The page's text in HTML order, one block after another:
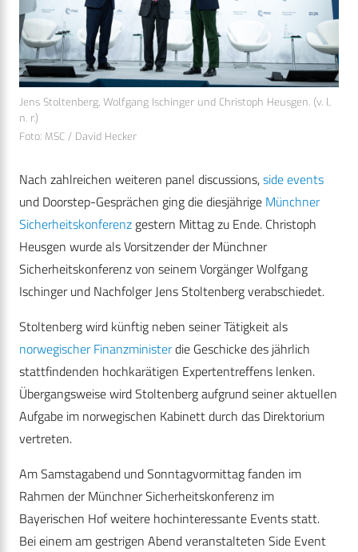
Jens Stoltenberg, Wolfgang Ischinger und Christoph Heusgen. (v. l.
n. r.)
Foto: MSC / David Hecker
Nach zahlreichen weiteren panel discussions,side events
und Doorstep-Gesprächen ging die diesjährige Münchner
Sicherheitskonferenz gestern Mittag zu Ende. Christoph
Heusgen wurde als Vorsitzender der Münchner
Sicherheitskonferenz von seinem Vorgänger Wolfgang
Ischinger und Nachfolger Jens Stoltenberg verabschiedet.
Stoltenberg wird künftig neben seiner Tätigkeit als
norwegischer Finanzministerdie Geschicke des jährlich
stattfindenden hochkarätigen Expertentreffens lenken.
Übergangsweise wird Stoltenberg aufgrund seiner aktuellen
Aufgabe im norwegischen Kabinett durch das Direktorium
vertreten.
Am Samstagabend und Sonntagvormittag fanden im
Rahmen der Münchner Sicherheitskonferenz im
Bayerischen Hof weitere hochinteressante Events statt.
Bei einem am gestrigen Abend veranstalteten Side Event